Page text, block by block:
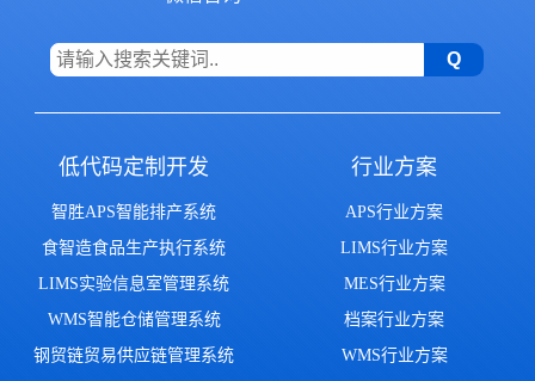
低代码定制开发
智胜APS智能排产系统
食智造食品生产执行系统
LIMS实验信息室管理系统
WMS智能仓储管理系统
钢贸链贸易供应链管理系统
行业方案
APS行业方案
LIMS行业方案
MES行业方案
档案行业方案
WMS行业方案